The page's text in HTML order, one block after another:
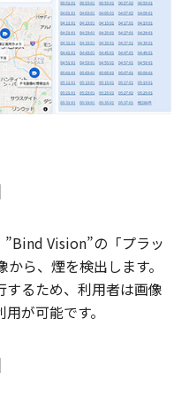
”Bind Vision”の「プラッ
ら、煙を検出します。
るため、利用者は画像
が可能です。